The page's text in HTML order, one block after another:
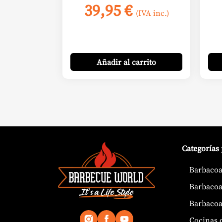
39,95€ (IVA inc.)
Añadiral carrito